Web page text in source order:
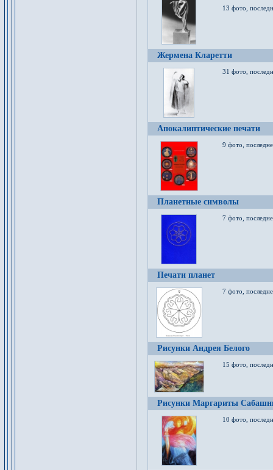
13 фото,
Жермена Кларетти
31 фото,
Апокалиптические печати
9 фото,
Планетные символы
7 фото,
Печати планет
7 фото,
Рисунки Андрея Белого
15 фото,
Рисунки Маргариты
10 фото,